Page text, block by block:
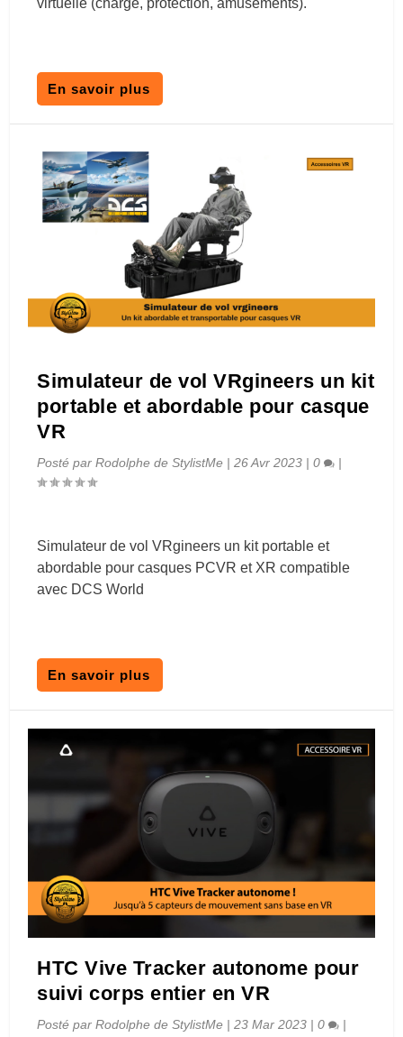
virtuelle (charge, protection, amusements).
En savoir plus
Simulateur de vol VRgineers un kit
portable et abordable pour casque
VR
Posté parRodolphe de StylistMe |26 Avr 2023 |0 |
Simulateur de vol VRgineers un kit portable et
abordable pour casques PCVR et XR compatible
avec DCS World
En savoir plus
HTC Vive Tracker autonome pour
suivi corps entier en VR
Posté parRodolphe de StylistMe |23 Mar 2023 |0 |